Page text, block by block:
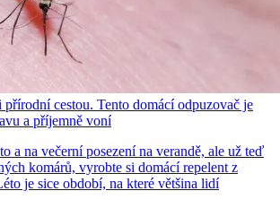
cestou. Tento domácí odpuzovač je
a příjemně voní
a na večerní posezení na verandě, ale už teď
komárů, vyrobte si domácí repelent z
je sice období, na které většina lidí